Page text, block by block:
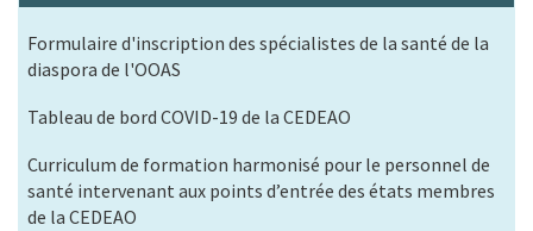
Formulaire d'inscription des spécialistes de la santé de la
diaspora de l'OOAS
Tableau de bord COVID-19 de la CEDEAO
Curriculum de formation harmonisé pour le personnel de
santé intervenant aux points d’entrée des états membres
de la CEDEAO